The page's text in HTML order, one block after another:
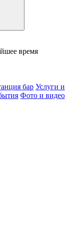
время
бар Услуги и
Фото и видео